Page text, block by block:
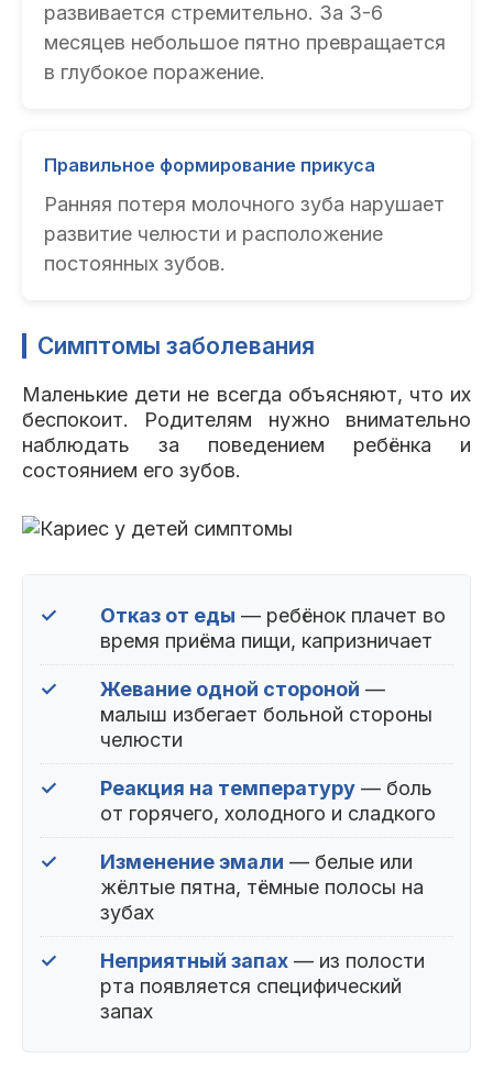
развивается стремительно. За 3-6
месяцев небольшое пятно превращается
в глубокое поражение.
Правильное формирование прикуса
Ранняя потеря молочного зуба нарушает
развитие челюсти и расположение
постоянных зубов.
Симптомы заболевания
Маленькие дети не всегда объясняют, что их
беспокоит. Родителям нужно внимательно
наблюдать за поведением ребёнка и
состоянием его зубов.
✓ Отказ от еды — ребёнок плачет во
время приёма пищи, капризничает
✓ Жевание одной стороной —
малыш избегает больной стороны
челюсти
✓ Реакция на температуру — боль
от горячего, холодного и сладкого
✓ Изменение эмали — белые или
жёлтые пятна, тёмные полосы на
зубах
✓ Неприятный запах — из полости
рта появляется специфический
запах